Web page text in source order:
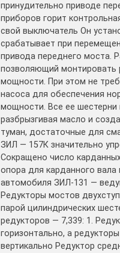
принудительно приводе
приборов горит
свой выключатель Он
срабатывает при
привода переднего моста.
позволяющий монтировать
мощности. При этом не
насоса для обеспечения
мощности. Все ее
разбрызгивая масло и
туман, достаточные для
ЗИЛ — 157К значительно
Сокращено число
опора для карданного
автомобиля ЗИЛ-131 —
Редукторы мостов
парой цилиндрических
редукторов — 7,339: 1.
горизонтально, а
вертикально Редуктор